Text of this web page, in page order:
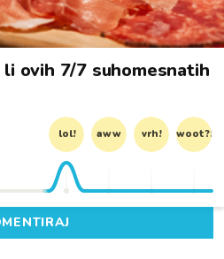
ovih 7/7 suhomesnatih
lol! aww vrh! woot?!